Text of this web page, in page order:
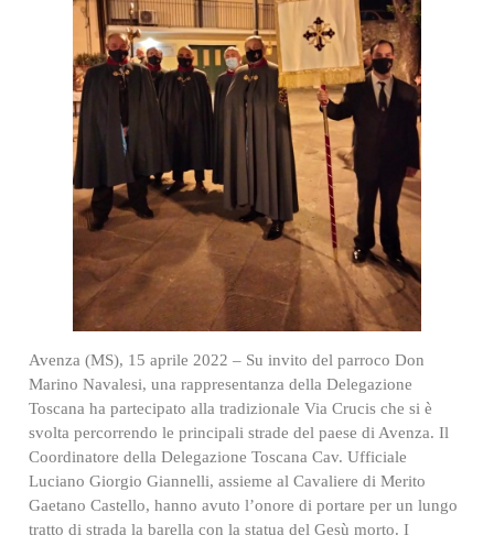
Avenza (MS), 15 aprile 2022 – Su invito del parroco Don
Marino Navalesi, una rappresentanza della Delegazione
Toscana ha partecipato alla tradizionale Via Crucis che si è
svolta percorrendo le principali strade del paese di Avenza. Il
Coordinatore della Delegazione Toscana Cav. Ufficiale
Luciano Giorgio Giannelli, assieme al Cavaliere di Merito
Gaetano Castello, hanno avuto l’onore di portare per un lungo
tratto di strada la barella con la statua del Gesù morto. I